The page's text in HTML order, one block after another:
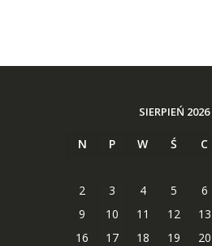
SIERPIEŃ 2026
N P W Ś C
2
3 4 5 6
9
10 11 12 13
16
17 18 19 20